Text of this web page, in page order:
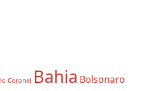
Coronel Bahia Bolsonaro